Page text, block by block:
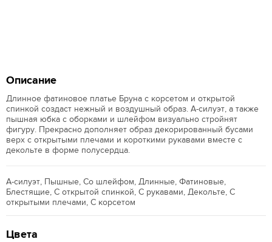
Описание
Длинное фатиновое платье Бруна с корсетом и открытой
спинкой создаст нежный и воздушный образ. А-силуэт, а также
пышная юбка с оборками и шлейфом визуально стройнят
фигуру. Прекрасно дополняет образ декорированный бусами
верх с открытыми плечами и короткими рукавами вместе с
декольте в форме полусердца.
А-силуэт, Пышные, Со шлейфом, Длинные, Фатиновые,
Блестящие, С открытой спинкой, С рукавами, Декольте, С
открытыми плечами, С корсетом
Цвета